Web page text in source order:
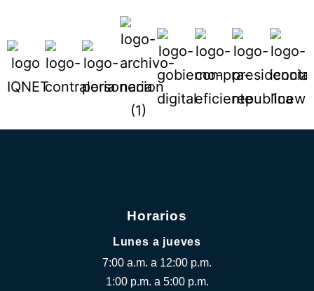
Horarios
Lunes a jueves
7:00 a.m. a 12:00 p.m.
1:00 p.m. a 5:00 p.m.